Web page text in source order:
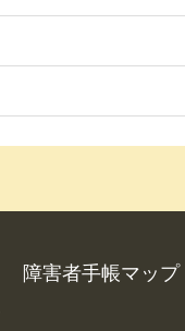
障害者手帳マップ